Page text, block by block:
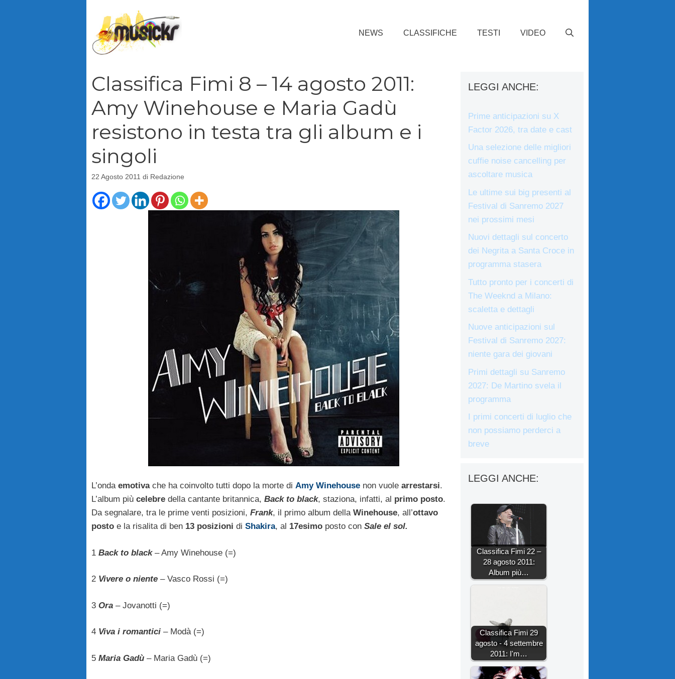
NEWS CLASSIFICHE TESTI VIDEO
Classifica Fimi 8 – 14 agosto 2011:
Amy Winehouse e Maria Gadù
resistono in testa tra gli album e i
singoli
22 Agosto 2011 di Redazione
L’onda emotivache ha coinvolto tutti dopo la morte di Amy Winehouse non vuole arrestarsi.
L’album più celebre della cantante britannica, Back to black, staziona, infatti, al primo posto.
Da segnalare, tra le prime venti posizioni, Frank, il primo album della Winehouse, all’ottavo
posto e la risalita di ben 13 posizioni di Shakira, al 17esimo posto con Sale el sol.
1 Back to black– Amy Winehouse (=)
2 Vivere o niente – Vasco Rossi (=)
3 Ora – Jovanotti (=)
4 Viva i romantici – Modà (=)
5 Maria Gadù – Maria Gadù (=)
LEGGI ANCHE:
Prime anticipazioni su X
Factor 2026, tra date e cast
Una selezione delle migliori
cuffie noise cancelling per
ascoltare musica
Le ultime sui big presenti al
Festival di Sanremo 2027
nei prossimi mesi
Nuovi dettagli sul concerto
dei Negrita a Santa Croce in
programma stasera
Tutto pronto per i concerti di
The Weeknd a Milano:
scaletta e dettagli
Nuove anticipazioni sul
Festival di Sanremo 2027:
niente gara dei giovani
Primi dettagli su Sanremo
2027: De Martino svela il
programma
I primi concerti di luglio che
non possiamo perderci a
breve
LEGGI ANCHE:
Classifica Fimi 22 –
28 agosto 2011:
Album più…
Classifica Fimi 29
agosto - 4 settembre
2011: I'm…